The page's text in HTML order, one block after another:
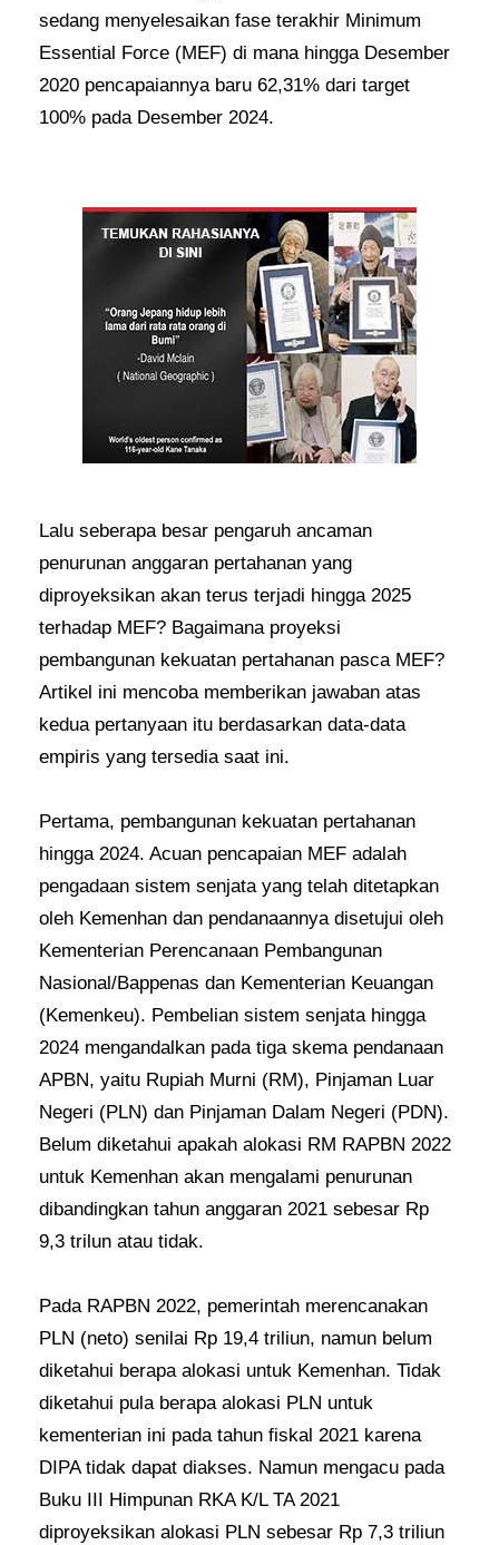
sedang menyelesaikan fase terakhir Minimum
Essential Force (MEF) di mana hingga Desember
2020 pencapaiannya baru 62,31% dari target
100% pada Desember 2024.
Lalu seberapa besar pengaruh ancaman
penurunan anggaran pertahanan yang
diproyeksikan akan terus terjadi hingga 2025
terhadap MEF? Bagaimana proyeksi
pembangunan kekuatan pertahanan pasca MEF?
Artikel ini mencoba memberikan jawaban atas
kedua pertanyaan itu berdasarkan data-data
empiris yang tersedia saat ini.
Pertama, pembangunan kekuatan pertahanan
hingga 2024. Acuan pencapaian MEF adalah
pengadaan sistem senjata yang telah ditetapkan
oleh Kemenhan dan pendanaannya disetujui oleh
Kementerian Perencanaan Pembangunan
Nasional/Bappenas dan Kementerian Keuangan
(Kemenkeu). Pembelian sistem senjata hingga
2024 mengandalkan pada tiga skema pendanaan
APBN, yaitu Rupiah Murni (RM), Pinjaman Luar
Negeri (PLN) dan Pinjaman Dalam Negeri (PDN).
Belum diketahui apakah alokasi RM RAPBN 2022
untuk Kemenhan akan mengalami penurunan
dibandingkan tahun anggaran 2021 sebesar Rp
9,3 trilun atau tidak.
Pada RAPBN 2022, pemerintah merencanakan
PLN (neto) senilai Rp 19,4 triliun, namun belum
diketahui berapa alokasi untuk Kemenhan. Tidak
diketahui pula berapa alokasi PLN untuk
kementerian ini pada tahun fiskal 2021 karena
DIPA tidak dapat diakses. Namun mengacu pada
Buku III Himpunan RKA K/L TA 2021
diproyeksikan alokasi PLN sebesar Rp 7,3 triliun